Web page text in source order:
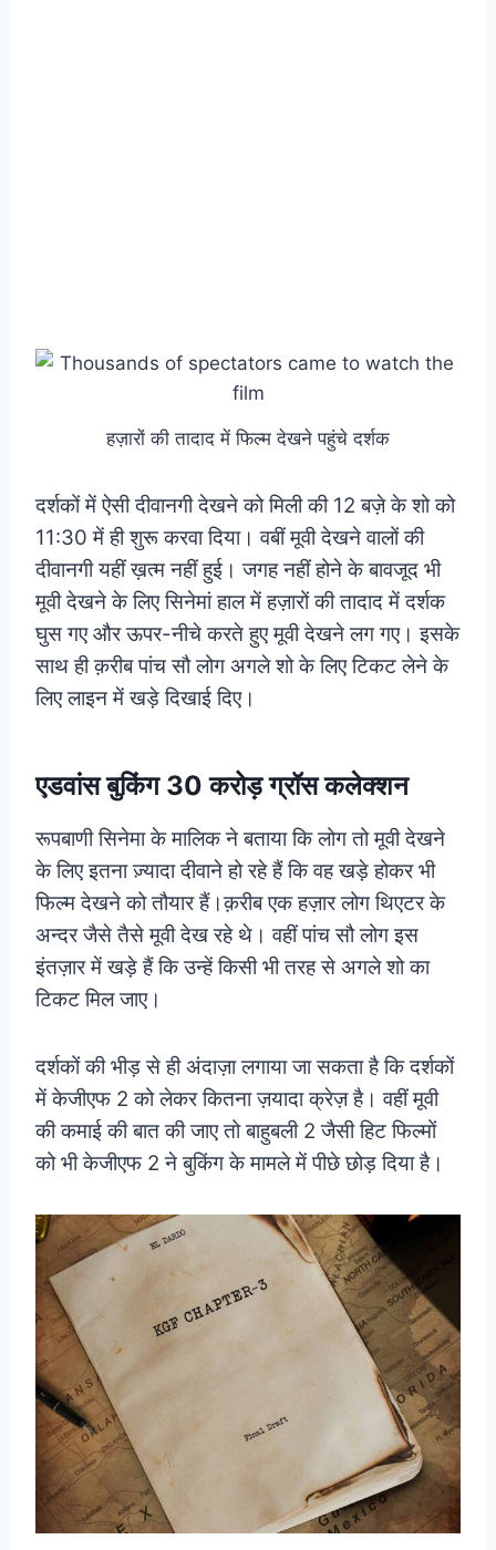
हज़ारों की तादाद में फिल्म देखने पहुंचे दर्शक
दर्शकों में ऐसी दीवानगी देखने को मिली की 12 बज़े के शो को
11:30 में ही शुरू करवा दिया। वबीं मूवी देखने वालों की
दीवानगी यहीं ख़त्म नहीं हुई। जगह नहीं होने के बावजूद भी
मूवी देखने के लिए सिनेमां हाल में हज़ारों की तादाद में दर्शक
घुस गए और ऊपर-नीचे करते हुए मूवी देखने लग गए। इसके
साथ ही क़रीब पांच सौ लोग अगले शो के लिए टिकट लेने के
लिए लाइन में खड़े दिखाई दिए।
एडवांस बुकिंग 30 करोड़ ग्रॉस कलेक्शन
रूपबाणी सिनेमा के मालिक ने बताया कि लोग तो मूवी देखने
के लिए इतना ज़्यादा दीवाने हो रहे हैं कि वह खड़े होकर भी
फिल्म देखने को तौयार हैं।क़रीब एक हज़ार लोग थिएटर के
अन्दर जैसे तैसे मूवी देख रहे थे। वहीं पांच सौ लोग इस
इंतज़ार में खड़े हैं कि उन्हें किसी भी तरह से अगले शो का
टिकट मिल जाए।
दर्शकों की भीड़ से ही अंदाज़ा लगाया जा सकता है कि दर्शकों
में केजीएफ 2 को लेकर कितना ज़यादा क्रेज़ है। वहीं मूवी
की कमाई की बात की जाए तो बाहुबली 2 जैसी हिट फिल्मों
को भी केजीएफ 2 ने बुकिंग के मामले में पीछे छोड़ दिया है।